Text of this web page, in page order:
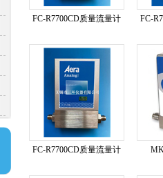
FC-R7700CD质量流量计 FC-
FC-R7700CD质量流量计